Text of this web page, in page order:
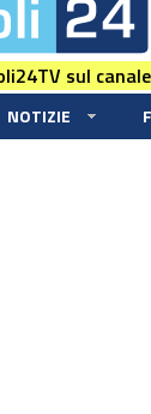
sul
NOTIZIE